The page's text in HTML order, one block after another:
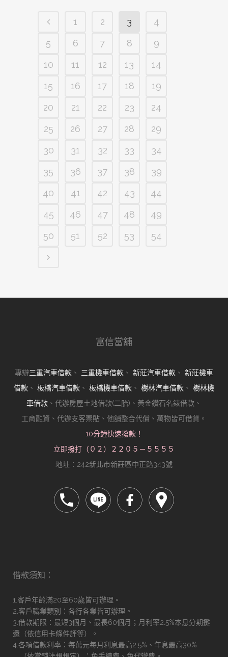
1 2 3
4
5
6 7 8
9
10
11 12 13
14
15
16 17 18
19
20
21 22 23
24
25
26 27 28
29
30
31 32 33
34
35
36 37 38
39
40
41 42 43
44
45
46 47 48
49
50
51 52 53 54
富信當舖
專辦三重汽車借款 、 三重機車借款 、 新莊汽車借款 、 新莊機車
借款 、 板橋汽車借款 、 板橋機車借款 、 樹林汽車借款 、 樹林機
車借款 、代辦房屋土地借款(二胎)、黃金鑽石名錶借款、
工商融資、代辦支客票貼、他舖整合代償、萬物皆可借貸。
10分鐘快速撥款！
立即撥打（０２）２２０５－５５５５
地址：242新北市新莊區中正路343號
借款須知：
1.客戶年齡滿20至60歲皆可辦理。
2.客戶職業類別：各行各業皆可辦理。
3.借款期限：最短3個月、最長60個月；月利率2.5%本息分期攤
還（依信用卡條件評等）。
4.各項借款利率：每萬元每月利息最高2.5%、年息最高30%